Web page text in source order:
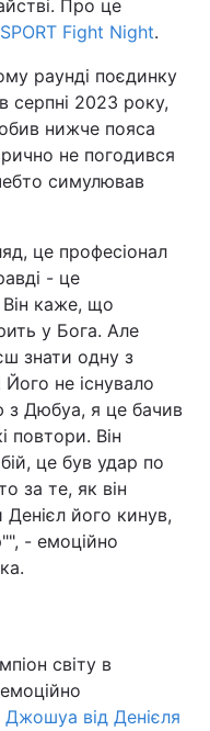
Про це
Fight Night.
раунді поєдинку
серпні 2023 року,
нижче пояса
не погодився
симулював
це професіонал
- це
каже, що
у Бога. Але
знати одну з
не існувало
з Дюбуа, я це бачив
повтори. Він
це був удар по
за те, як він
його кинув,
- емоційно
світу в
Джошуа від Денієля